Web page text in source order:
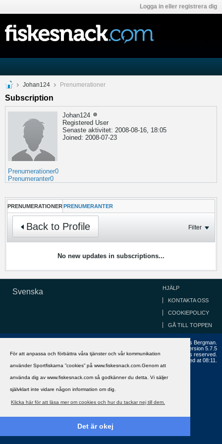
För att anpassa och förbättra våra tjänster och vår kommunikation
använder Sportfiskarna ”cookies” på www.fiskesnack.com.Genom att
använda dig av www.fiskesnack.com så godkänner du detta. Vi säljer
självklart inte vidare någon information om dig.
Klicka här för att läsa mer om cookies och hur du tackar nej till dem.
Det är okej
Logga in eller registrera dig
Johan124 Prenumerationer
Subscription
Johan124
Registered User
Senaste aktivitet: 2008-08-16, 18:05
Joined: 2008-07-23
Prenumerationer0
Prenumeranter0
PRENUMERATIONER PRENUMERANTER
Back to Profile Filter
No new updates in subscriptions...
Svenska HJÄLP
KONTAKTA OSS
COOKIEPOLICY
GÅ TILL TOPPEN
Copyright ©2002 - 2021, FiskeSnack.com. Grundad 2002 av Anders Bergman.
Version 5.7.5
Copyright © 2026 MH Sub I, LLC dba vBulletin. All rights reserved.
All times are GMT+1. This page was generated at 08:11.